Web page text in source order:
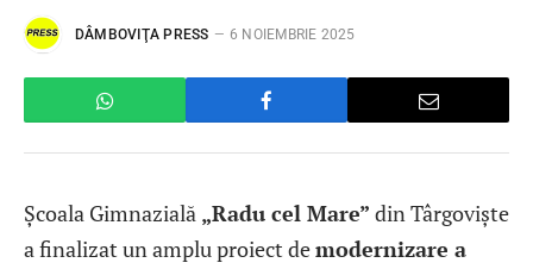
DÂMBOVIŢA PRESS 6 NOIEMBRIE 2025
Școala Gimnazială „Radu cel Mare” din Târgoviște
a finalizat un amplu proiect demodernizare a